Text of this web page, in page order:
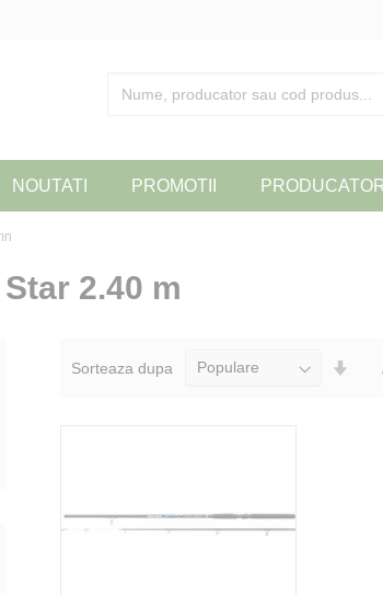
NOUTATI PROMOTII
2.40 m
Sorteaza dupa